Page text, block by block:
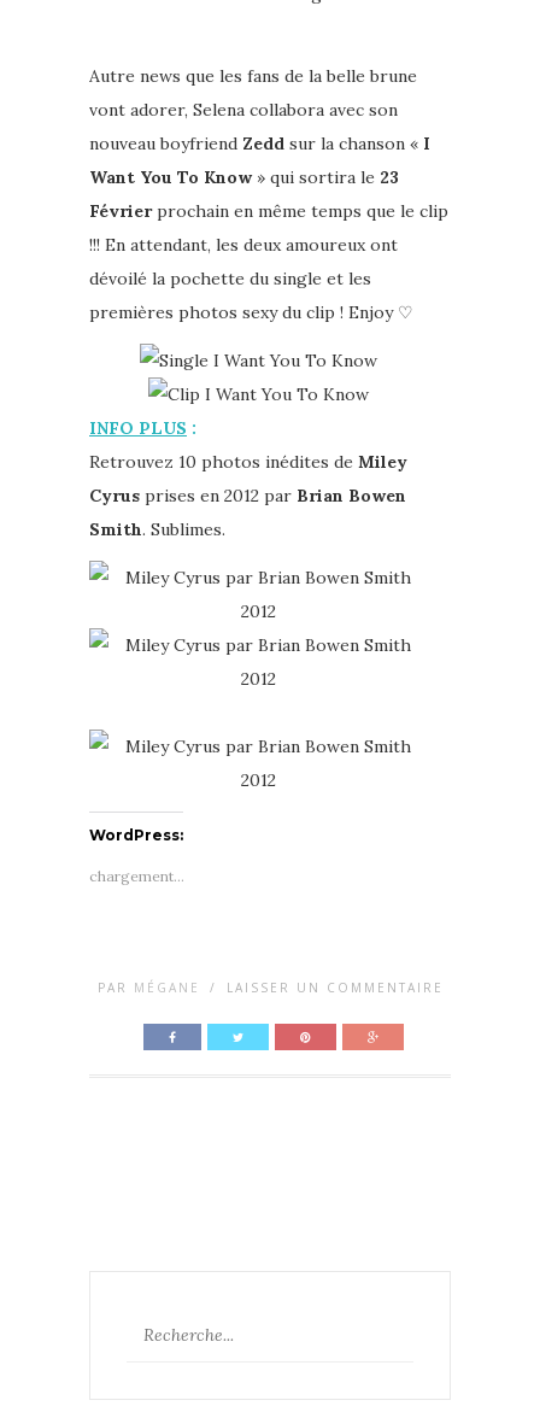
Autre news que les fans de la belle brune
vont adorer, Selena collabora avec son
nouveau boyfriend Zedd sur la chanson « I
Want You To Know» qui sortira le 23
Févrierprochain en même temps que le clip
!!! En attendant, les deux amoureux ont
dévoilé la pochette du single et les
premières photos sexy du clip ! Enjoy ♡
INFO PLUS :
Retrouvez 10 photos inédites de Miley
Cyrus prises en 2012 par Brian Bowen
Smith. Sublimes.
WordPress:
chargement…
PAR MÉGANE / LAISSER UN COMMENTAIRE